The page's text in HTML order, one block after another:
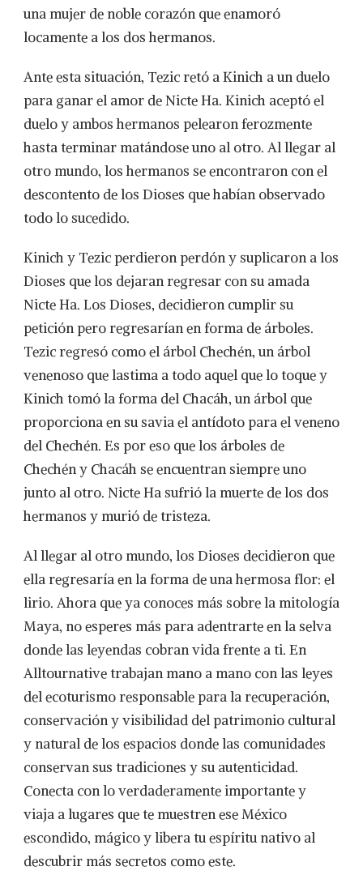
una mujer de noble corazón que enamoró
locamente a los dos hermanos.
Ante esta situación, Tezic retó a Kinich a un duelo
para ganar el amor de Nicte Ha. Kinich aceptó el
duelo y ambos hermanos pelearon ferozmente
hasta terminar matándose uno al otro. Al llegar al
otro mundo, los hermanos se encontraron con el
descontento de los Dioses que habían observado
todo lo sucedido.
Kinich y Tezic perdieron perdón y suplicaron a los
Dioses que los dejaran regresar con su amada
Nicte Ha. Los Dioses, decidieron cumplir su
petición pero regresarían en forma de árboles.
Tezic regresó como el árbol Chechén, un árbol
venenoso que lastima a todo aquel que lo toque y
Kinich tomó la forma del Chacáh, un árbol que
proporciona en su savia el antídoto para el veneno
del Chechén. Es por eso que los árboles de
Chechén y Chacáh se encuentran siempre uno
junto al otro. Nicte Ha sufrió la muerte de los dos
hermanos y murió de tristeza.
Al llegar al otro mundo, los Dioses decidieron que
ella regresaría en la forma de una hermosa flor: el
lirio. Ahora que ya conoces más sobre la mitología
Maya, no esperes más para adentrarte en la selva
donde las leyendas cobran vida frente a ti. En
Alltournative trabajan mano a mano con las leyes
del ecoturismo responsable para la recuperación,
conservación y visibilidad del patrimonio cultural
y natural de los espacios donde las comunidades
conservan sus tradiciones y su autenticidad.
Conecta con lo verdaderamente importante y
viaja a lugares que te muestren ese México
escondido, mágico y libera tu espíritu nativo al
descubrir más secretos como este.